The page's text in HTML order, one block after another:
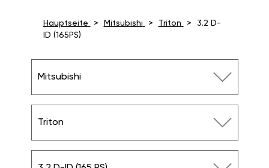
Hauptseite Mitsubishi Triton
3.2 D-
ID (165PS)
Mitsubishi
Triton